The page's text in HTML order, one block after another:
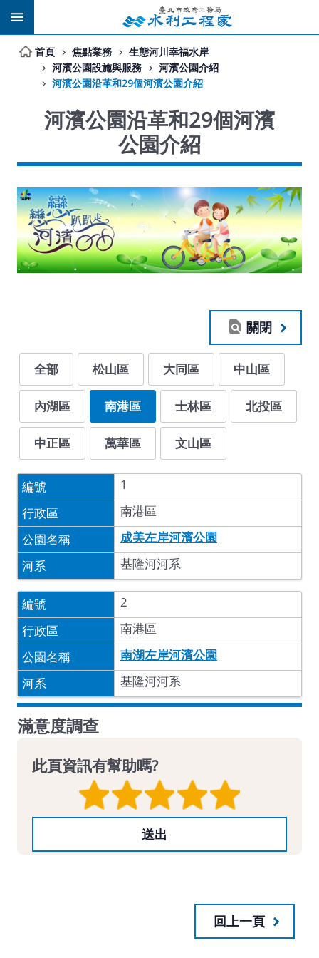
跳到主要內容區塊
首頁 焦點業務
生態河川幸福水岸
河濱公園設施與服務
河濱公園介紹
河濱公園沿革和29個河濱公園介紹
河濱公園沿革和29個河濱
公園介紹
關閉
全部 松山區 大同區 中山區
內湖區 南港區 士林區 北投區
中正區 萬華區 文山區
1
南港區
成美左岸河濱公園
基隆河河系
2
南港區
南湖左岸河濱公園
基隆河河系
滿意度調查
此頁資訊有幫助嗎?
回上一頁